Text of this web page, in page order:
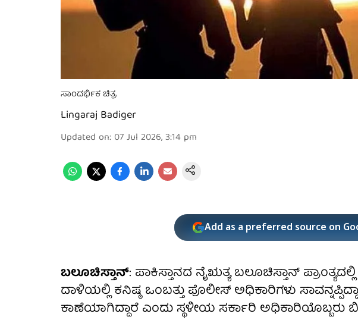
ಸಾಂದರ್ಭಿಕ ಚಿತ್ರ
Lingaraj Badiger
Updated on: 07 Jul 2026, 3:14 pm
Add as a preferred source on
ಬಲೂಚಿಸ್ತಾನ್: ಪಾಕಿಸ್ತಾನದ ನೈಋತ್ಯ ಬಲೂಚಿಸ್ತಾನ್
ದಾಳಿಯಲ್ಲಿ ಕನಿಷ್ಠ ಒಂಬತ್ತು ಪೊಲೀಸ್ ಅಧಿಕಾರಿಗಳು
ಕಾಣೆಯಾಗಿದ್ದಾರೆ ಎಂದು ಸ್ಥಳೀಯ ಸರ್ಕಾರಿ ಅಧಿಕಾರಿಯೊಬ್ಬರು